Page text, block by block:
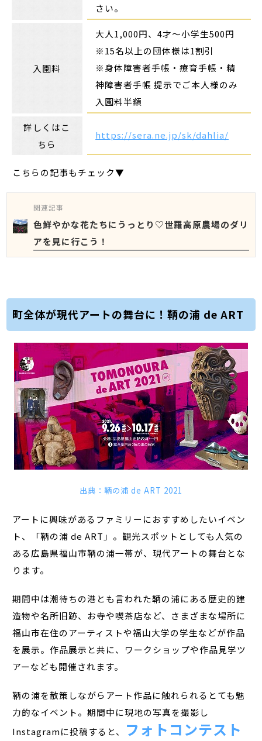
さい。
入園料
大人1,000円、4才～小学生500円
※15名以上の団体様は1割引
※身体障害者手帳・療育手帳・精
神障害者手帳 提示でご本人様のみ
入園料半額
詳しくはこ
ちら
https://sera.ne.jp/sk/dahlia/
こちらの記事もチェック▼
関連記事
色鮮やかな花たちにうっとり♡世羅高原農場のダリ
アを見に行こう！
町全体が現代アートの舞台に！鞆の浦 de ART
出典：鞆の浦 de ART 2021
アートに興味があるファミリーにおすすめしたいイベン
ト、「鞆の浦 de ART」。観光スポットとしても人気の
ある広島県福山市鞆の浦一帯が、現代アートの舞台とな
ります。
期間中は潮待ちの港とも言われた鞆の浦にある歴史的建
造物や名所旧跡、お寺や喫茶店など、さまざまな場所に
福山市在住のアーティストや福山大学の学生などが作品
を展示。作品展示と共に、ワークショップや作品見学ツ
アーなども開催されます。
鞆の浦を散策しながらアート作品に触れられるとても魅
力的なイベント。期間中に現地の写真を撮影し
Instagramに投稿すると、
フォトコンテスト